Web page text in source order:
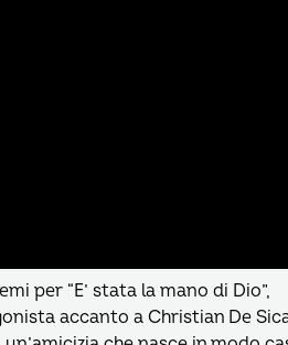
per “E’ stata la mano di Dio”,
accanto a Christian De